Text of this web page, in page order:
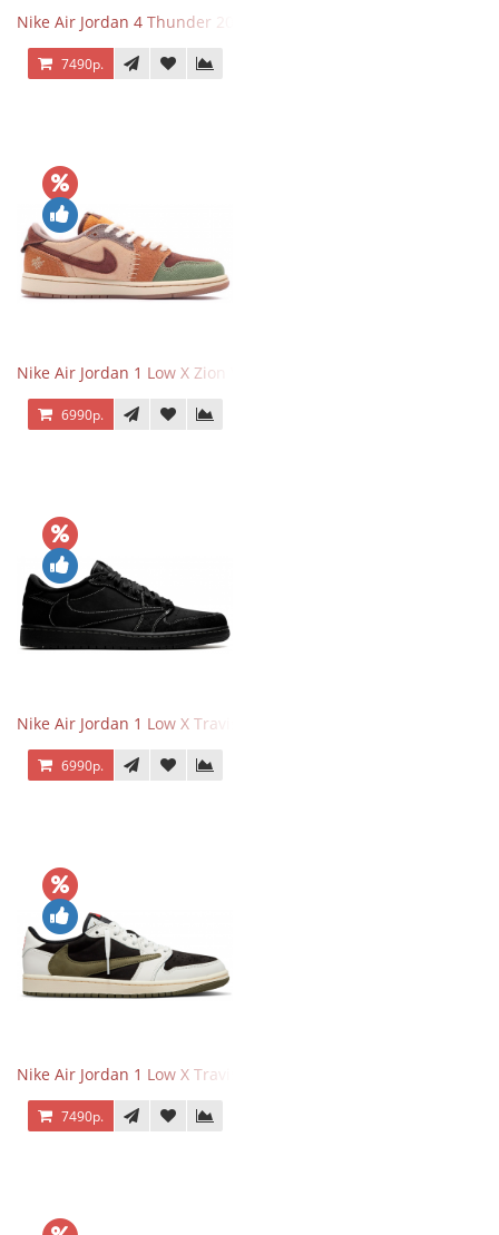
Nike Air Jordan 4 Thunder 2023
7490р.
Nike Air Jordan 1 Low X Zion Williamson Voodoo
6990р.
Nike Air Jordan 1 Low X Travis Scott Black Phantom
6990р.
Nike Air Jordan 1 Low X Travis Scott Olive
7490р.